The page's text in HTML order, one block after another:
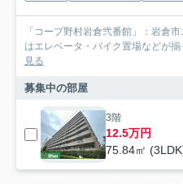
「コープ野村岩倉弐番館」：岩倉
はエレベータ・バイク置場などが
見る
募集中の部屋
3階
12.5万円
75.84㎡